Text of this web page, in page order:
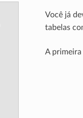
Você já
tabelas
A primeira